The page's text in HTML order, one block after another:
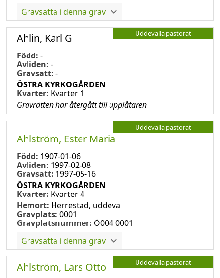
Gravsatta i denna grav
Uddevalla pastorat
Ahlin, Karl G
Född: -
Avliden: -
Gravsatt: -
ÖSTRA KYRKOGÅRDEN
Kvarter: Kvarter 1
Gravrätten har återgått till upplåtaren
Uddevalla pastorat
Ahlström, Ester Maria
Född: 1907-01-06
Avliden: 1997-02-08
Gravsatt: 1997-05-16
ÖSTRA KYRKOGÅRDEN
Kvarter: Kvarter 4
Hemort: Herrestad, uddeva
Gravplats: 0001
Gravplatsnummer: Ö004 0001
Gravsatta i denna grav
Uddevalla pastorat
Ahlström, Lars Otto